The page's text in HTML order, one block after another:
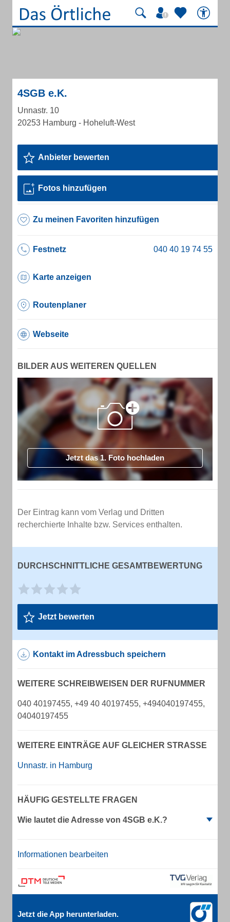
4SGB e.K.
Unnastr. 10
20253 Hamburg - Hoheluft-West
Anbieter bewerten
Fotos hinzufügen
Zu meinen Favoriten hinzufügen
Festnetz
Karte anzeigen
Routenplaner
Webseite
BILDER AUS WEITEREN QUELLEN
Jetzt das 1. Foto hochladen
Der Eintrag kann vom Verlag und Dritten
recherchierte Inhalte bzw. Services enthalten.
DURCHSCHNITTLICHE GESAMTBEWERTUNG
Jetzt bewerten
Kontakt im Adressbuch speichern
WEITERE SCHREIBWEISEN DER RUFNUMMER
040 40197455, +49 40 40197455, +494040197455,
04040197455
WEITERE EINTRÄGE AUF GLEICHER STRASSE
Unnastr. in Hamburg
HÄUFIG GESTELLTE FRAGEN
Wie lautet die Adresse von 4SGB e.K.?
Informationen bearbeiten
Jetzt die App herunterladen.